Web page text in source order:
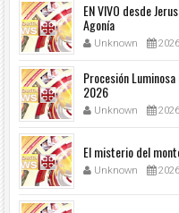
EN VIVO desde
Agonía
Unknown
Procesión
2026
Unknown
El misterio del
Unknown